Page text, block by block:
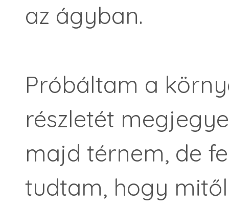
az ágyban.
Próbáltam a
részletét
majd térnem, de
tudtam, hogy